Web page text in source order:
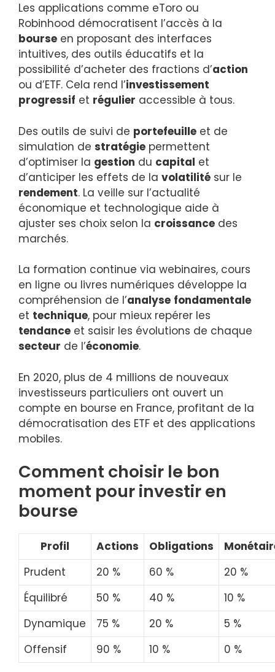
Les applications comme eToro ou
Robinhood démocratisent l’accès à la
bourse en proposant des interfaces
intuitives, des outils éducatifs et la
possibilité d’acheter des fractions d’action
ou d’ETF. Cela rend l’investissement
progressif et régulier accessible à tous.
Des outils de suivi de portefeuille et de
simulation de stratégie permettent
d’optimiser la gestion du capital et
d’anticiper les effets de la volatilité sur le
rendement. La veille sur l’actualité
économique et technologique aide à
ajuster ses choix selon la croissance des
marchés.
La formation continue via webinaires, cours
en ligne ou livres numériques développe la
compréhension de l’analyse fondamentale
et technique, pour mieux repérer les
tendance et saisir les évolutions de chaque
secteur de l’économie.
En 2020, plus de 4 millions de nouveaux
investisseurs particuliers ont ouvert un
compte en bourse en France, profitant de la
démocratisation des ETF et des applications
mobiles.
Comment choisir le bon
moment pour investir en
bourse
Profil Actions Obligations
Prudent
20 % 60 %
20 %
Équilibré
50 % 40 %
10 %
Dynamique
75 % 20 %
5 %
Offensif
90 % 10 % 0 %